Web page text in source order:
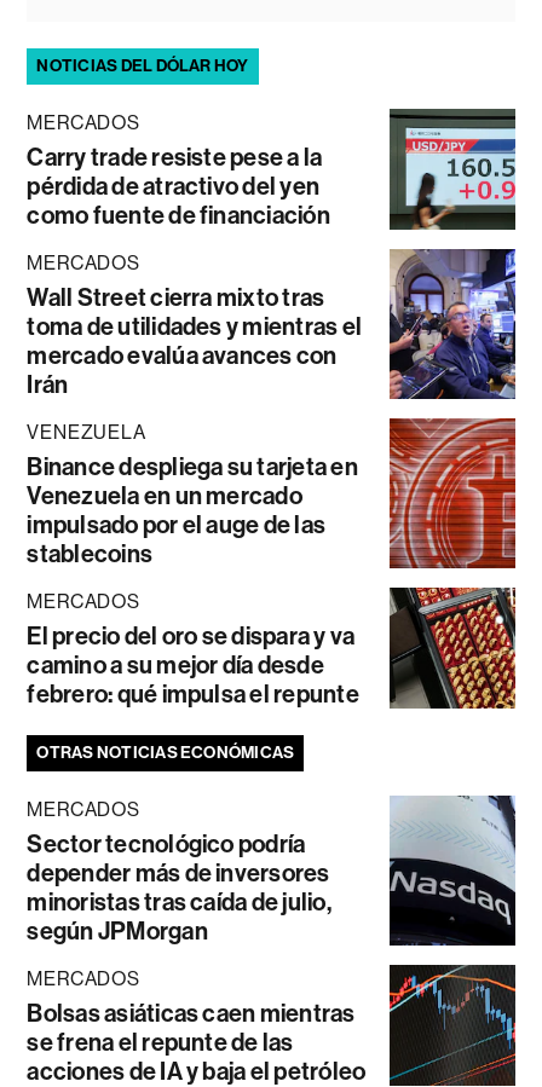
NOTICIAS DEL DÓLAR HOY
MERCADOS
Carry trade resiste pese a la
pérdida de atractivo del yen
como fuente de financiación
MERCADOS
Wall Street cierra mixto tras
toma de utilidades y mientras el
mercado evalúa avances con
Irán
VENEZUELA
Binance despliega su tarjeta en
Venezuela en un mercado
impulsado por el auge de las
stablecoins
MERCADOS
El precio del oro se dispara y va
camino a su mejor día desde
febrero: qué impulsa el repunte
OTRAS NOTICIAS ECONÓMICAS
MERCADOS
Sector tecnológico podría
depender más de inversores
minoristas tras caída de julio,
según JPMorgan
MERCADOS
Bolsas asiáticas caen mientras
se frena el repunte de las
acciones de IA y baja el petróleo